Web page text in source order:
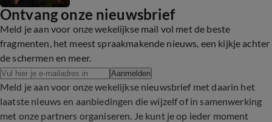
Ontvang onze nieuwsbrief
Meld je aan voor onze wekelijkse mail vol met de beste
fragmenten, het meest spraakmakende nieuws, een kijkje achter
de schermen en meer.
Aanmelden
Meld je aan voor onze wekelijkse nieuwsbrief met daarin het
laatste nieuws en aanbiedingen die wijzelf of in samenwerking
met onze partners organiseren. Je kunt je op ieder moment